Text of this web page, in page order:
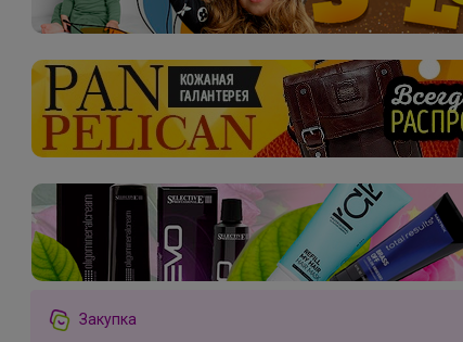
Закупка
Мосье Башмаков. Заключительные выкупы в
связи с закрытием магазина Разбираем остатки
школьной формы и обуви